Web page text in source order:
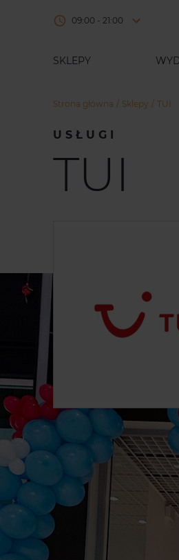
09:00 - 21:00
SKLEPY
Strona główna Sklepy TUI
USŁUGI
TUI